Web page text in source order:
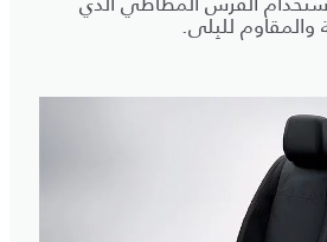
والمقاوم للبِلى.